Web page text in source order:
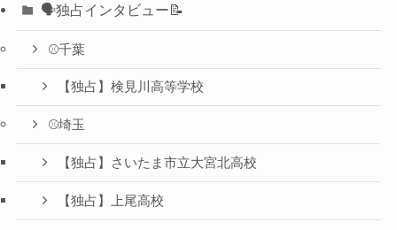
🗣️独占インタビュー📝
⚾️千葉
【独占】検見川高等学校
⚾️埼玉
【独占】さいたま市立大宮北高校
【独占】上尾高校